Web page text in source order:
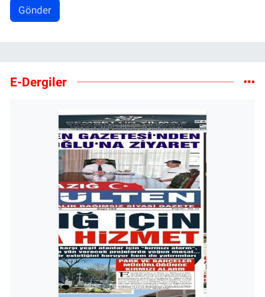
Gönder
E-Dergiler